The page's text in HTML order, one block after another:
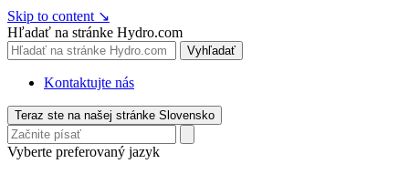
Skip to content ↘
Hľadať na stránke Hydro.com
Vyhľadať
Kontaktujte nás
Teraz ste na našej stránke Slovensko
Vyberte preferovaný jazyk